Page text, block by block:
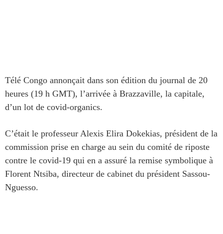
Télé Congo annonçait dans son édition du journal de 20
heures (19 h GMT), l’arrivée à Brazzaville, la capitale,
d’un lot de covid-organics.
C’était le professeur Alexis Elira Dokekias, président de la
commission prise en charge au sein du comité de riposte
contre le covid-19 qui en a assuré la remise symbolique à
Florent Ntsiba, directeur de cabinet du président Sassou-
Nguesso.